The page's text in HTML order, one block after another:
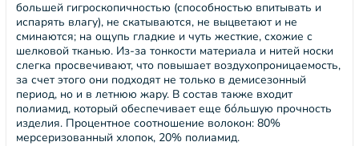
большей гигроскопичностью (способностью впитывать и
испарять влагу), не скатываются, не выцветают и не
сминаются; на ощупь гладкие и чуть жесткие, схожие с
шелковой тканью. Из-за тонкости материала и нитей носки
слегка просвечивают, что повышает воздухопроницаемость,
за счет этого они подходят не только в демисезонный
период, но и в летнюю жару. В состав также входит
полиамид, который обеспечивает еще бóльшую прочность
изделия. Процентное соотношение волокон: 80%
мерсеризованный хлопок, 20% полиамид.